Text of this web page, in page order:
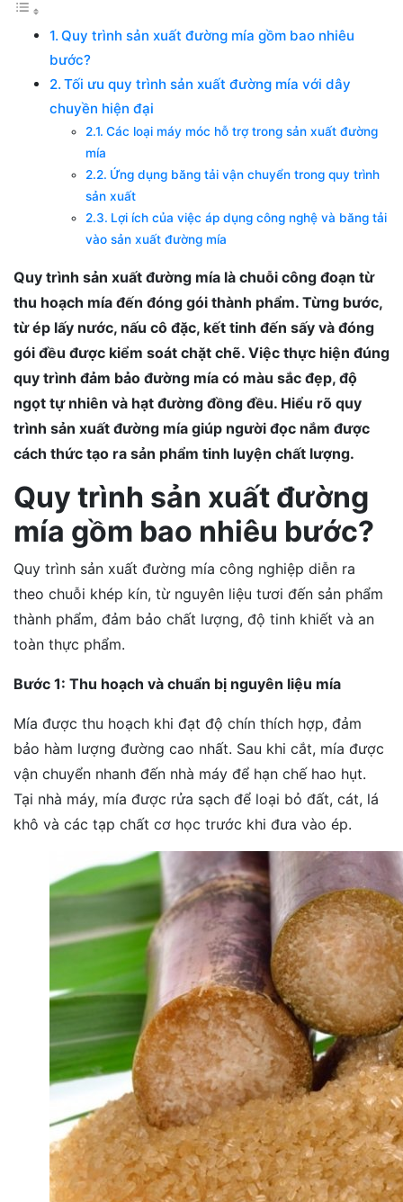
Quy trình sản xuất đường mía gồm bao nhiêu
bước?
Tối ưu quy trình sản xuất đường mía với dây
chuyền hiện đại
Các loại máy móc hỗ trợ trong sản xuất đường
mía
Ứng dụng băng tải vận chuyển trong quy trình
sản xuất
Lợi ích của việc áp dụng công nghệ và băng tải
vào sản xuất đường mía
Quy trình sản xuất đường mía là chuỗi công đoạn từ
thu hoạch mía đến đóng gói thành phẩm. Từng bước,
từ ép lấy nước, nấu cô đặc, kết tinh đến sấy và đóng
gói đều được kiểm soát chặt chẽ. Việc thực hiện đúng
quy trình đảm bảo đường mía có màu sắc đẹp, độ
ngọt tự nhiên và hạt đường đồng đều. Hiểu rõ quy
trình sản xuất đường mía giúp người đọc nắm được
cách thức tạo ra sản phẩm tinh luyện chất lượng.
Quy trình sản xuất đường
mía gồm bao nhiêu bước?
Quy trình sản xuất đường mía công nghiệp diễn ra
theo chuỗi khép kín, từ nguyên liệu tươi đến sản phẩm
thành phẩm, đảm bảo chất lượng, độ tinh khiết và an
toàn thực phẩm.
Bước 1: Thu hoạch và chuẩn bị nguyên liệu mía
Mía được thu hoạch khi đạt độ chín thích hợp, đảm
bảo hàm lượng đường cao nhất. Sau khi cắt, mía được
vận chuyển nhanh đến nhà máy để hạn chế hao hụt.
Tại nhà máy, mía được rửa sạch để loại bỏ đất, cát, lá
khô và các tạp chất cơ học trước khi đưa vào ép.